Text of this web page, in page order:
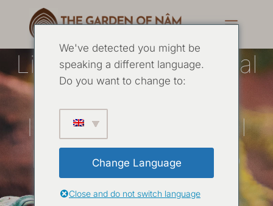
Liberando el potencial
del Alma:
Investigación causal
Retiro chamánico
básico
We've detected you might be
speaking a different language.
Do you want to change to:
Change Language
Close and do not switch language